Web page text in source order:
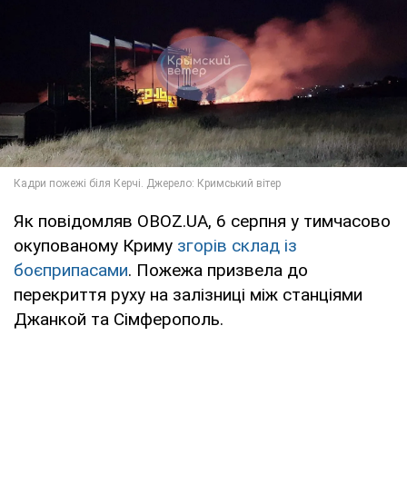
Як повідомляв OBOZ.UA, 6 серпня у тимчасово
окупованому Криму згорів склад із
боєприпасами. Пожежа призвела до
перекриття руху на залізниці між станціями
Джанкой та Сімферополь.